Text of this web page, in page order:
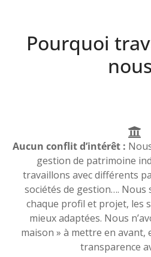
Pourquoi
Aucun conflit d’intérêt :
gestion de patrimoine
travaillons avec différents
sociétés de gestion…. Nous
chaque profil et projet, les
mieux adaptées. Nous
maison » à mettre en
transparence